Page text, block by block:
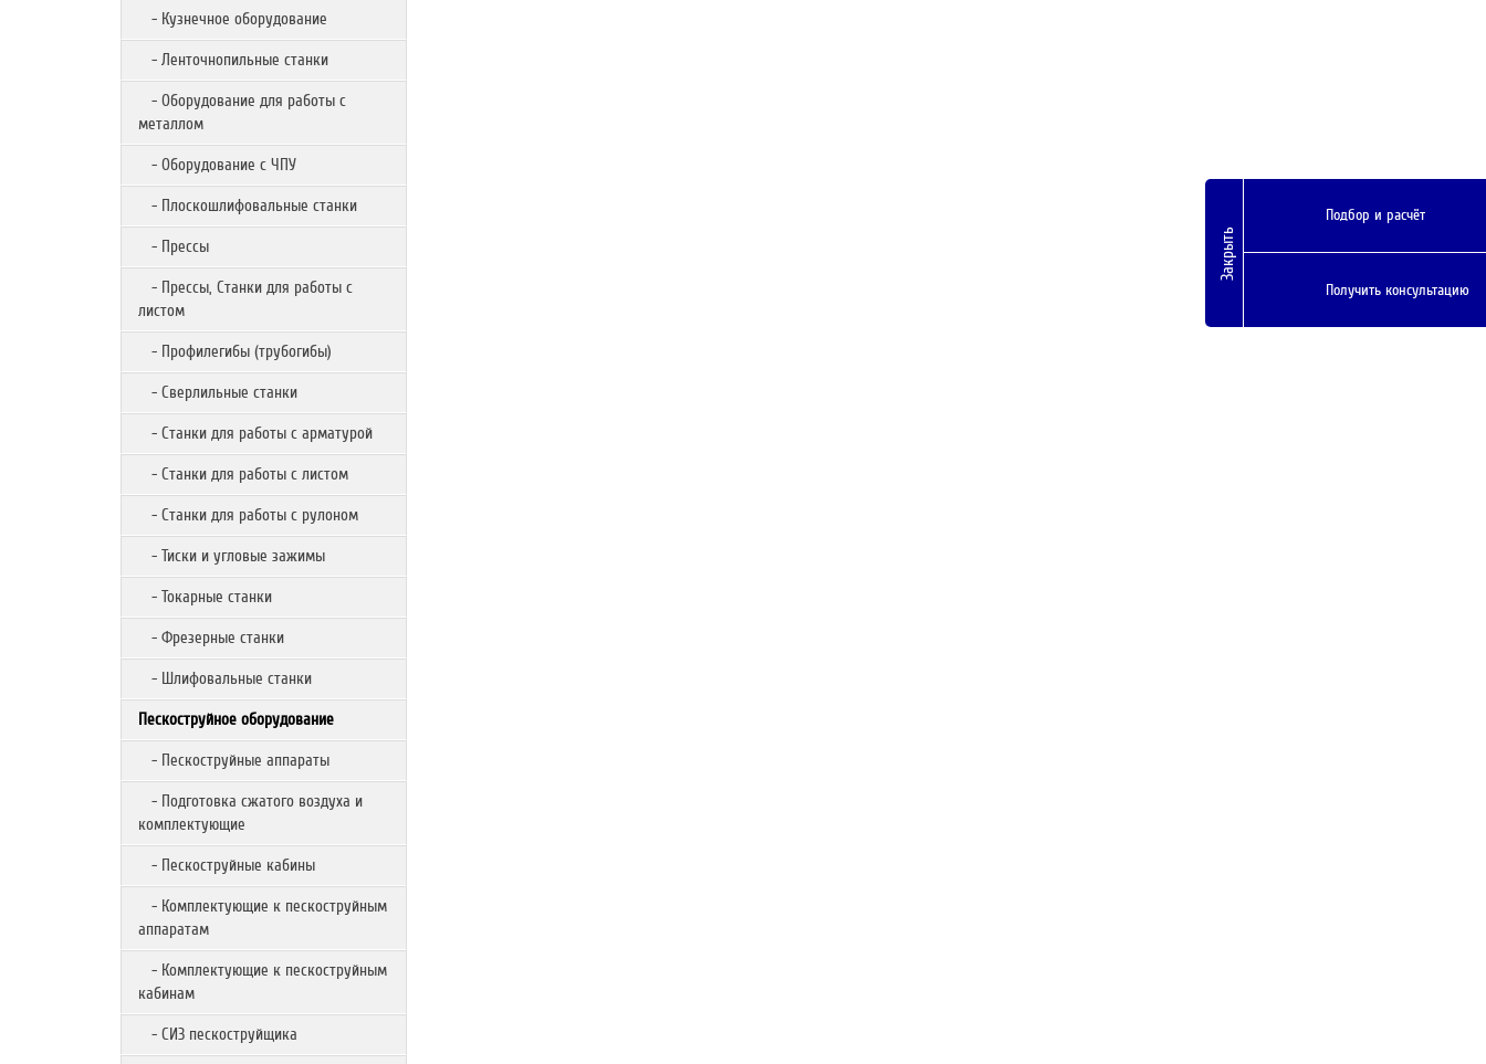
- Кузнечное оборудование
- Ленточнопильные станки
- Оборудование для работы с
металлом
- Оборудование с ЧПУ
- Плоскошлифовальные станки
- Прессы
- Прессы, Станки для работы с
листом
- Профилегибы (трубогибы)
- Сверлильные станки
- Станки для работы с арматурой
- Станки для работы с листом
- Станки для работы с рулоном
- Тиски и угловые зажимы
- Токарные станки
- Фрезерные станки
- Шлифовальные станки
Пескоструйное оборудование
- Пескоструйные аппараты
- Подготовка сжатого воздуха и
комплектующие
- Пескоструйные кабины
- Комплектующие к пескоструйным
аппаратам
- Комплектующие к пескоструйным
кабинам
- СИЗ пескоструйщика
Закрыть
Подбор и расчёт
Получить консультацию